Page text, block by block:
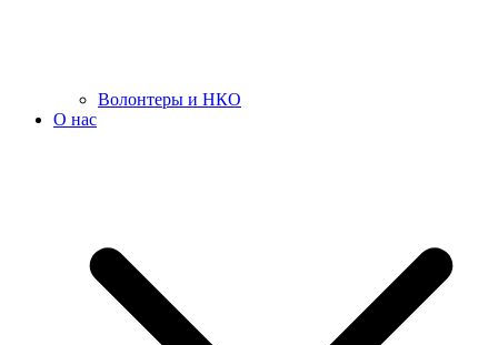
Волонтеры и НКО
О нас